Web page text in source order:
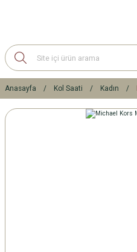
Anasayfa Kol Saati Kadın